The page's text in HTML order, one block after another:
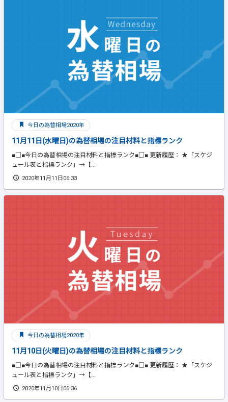
今日の為替相場2020年
11月11日(水曜日)の為替相場の注目材料と指標ランク
■□■今日の為替相場の注目材料と指標ランク■□■ 更新履歴： ★「スケジ
ュール表と指標ランク」→【...
2020年11月11日06:33
今日の為替相場2020年
11月10日(火曜日)の為替相場の注目材料と指標ランク
■□■今日の為替相場の注目材料と指標ランク■□■ 更新履歴： ★「スケジ
ュール表と指標ランク」→【...
2020年11月10日06:36